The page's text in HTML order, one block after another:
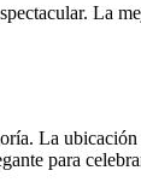
La
La
para